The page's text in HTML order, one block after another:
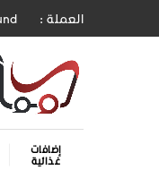
العملة :
إضافات
غذائية